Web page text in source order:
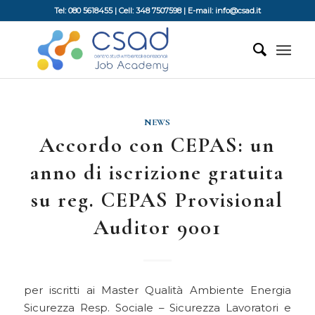
Tel: 080 5618455 | Cell: 348 7507598 | E-mail: info@csad.it
NEWS
Accordo con CEPAS: un
anno di iscrizione gratuita
su reg. CEPAS Provisional
Auditor 9001
per iscritti ai Master Qualità Ambiente Energia
Sicurezza Resp. Sociale – Sicurezza Lavoratori e